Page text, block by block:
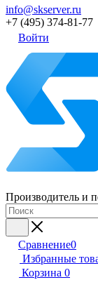
info@skserver.ru
+7 (495) 374-81-77
Войти
Производитель и
Сравнение0
Избранные
Корзина 0